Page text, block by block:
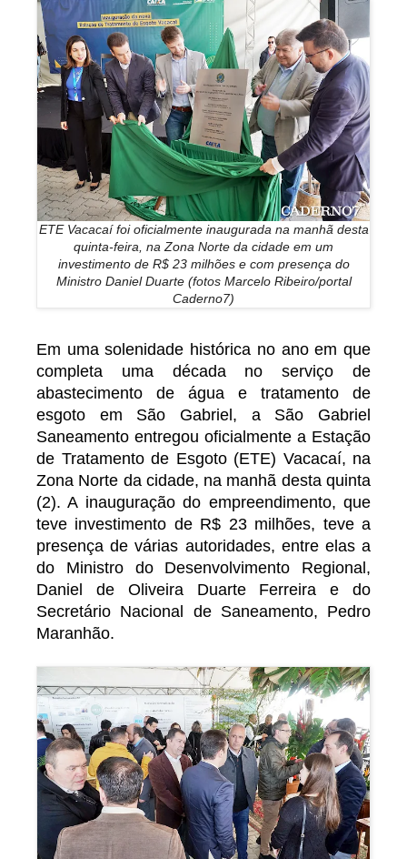
ETE Vacacaí foi oficialmente inaugurada na manhã desta
quinta-feira, na Zona Norte da cidade em um
investimento de R$ 23 milhões e com presença do
Ministro Daniel Duarte (fotos Marcelo Ribeiro/portal
Caderno7)
Em uma solenidade histórica no ano em que
completa uma década no serviço de
abastecimento de água e tratamento de
esgoto em São Gabriel, a São Gabriel
Saneamento entregou oficialmente a Estação
de Tratamento de Esgoto (ETE) Vacacaí, na
Zona Norte da cidade, na manhã desta quinta
(2). A inauguração do empreendimento, que
teve investimento de R$ 23 milhões, teve a
presença de várias autoridades, entre elas a
do Ministro do Desenvolvimento Regional,
Daniel de Oliveira Duarte Ferreira e do
Secretário Nacional de Saneamento, Pedro
Maranhão.